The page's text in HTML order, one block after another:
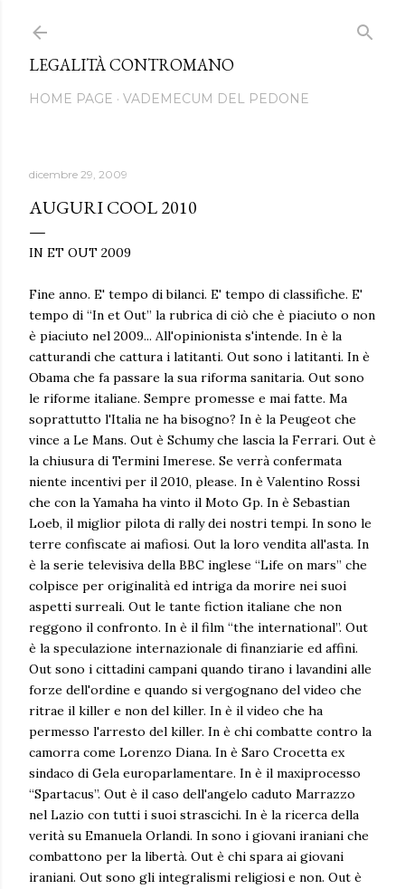
LEGALITÀ CONTROMANO
HOME PAGE VADEMECUM DEL PEDONE
dicembre 29, 2009
AUGURI COOL 2010
IN ET OUT 2009
Fine anno. E' tempo di bilanci. E' tempo di classifiche. E'
tempo di “In et Out” la rubrica di ciò che è piaciuto o non
è piaciuto nel 2009... All'opinionista s'intende. In è la
catturandi che cattura i latitanti. Out sono i latitanti. In è
Obama che fa passare la sua riforma sanitaria. Out sono
le riforme italiane. Sempre promesse e mai fatte. Ma
soprattutto l'Italia ne ha bisogno? In è la Peugeot che
vince a Le Mans. Out è Schumy che lascia la Ferrari. Out è
la chiusura di Termini Imerese. Se verrà confermata
niente incentivi per il 2010, please. In è Valentino Rossi
che con la Yamaha ha vinto il Moto Gp. In è Sebastian
Loeb, il miglior pilota di rally dei nostri tempi. In sono le
terre confiscate ai mafiosi. Out la loro vendita all'asta. In
è la serie televisiva della BBC inglese “Life on mars” che
colpisce per originalità ed intriga da morire nei suoi
aspetti surreali. Out le tante fiction italiane che non
reggono il confronto. In è il film “the international”. Out
è la speculazione internazionale di finanziarie ed affini.
Out sono i cittadini campani quando tirano i lavandini alle
forze dell'ordine e quando si vergognano del video che
ritrae il killer e non del killer. In è il video che ha
permesso l'arresto del killer. In è chi combatte contro la
camorra come Lorenzo Diana. In è Saro Crocetta ex
sindaco di Gela europarlamentare. In è il maxiprocesso
“Spartacus”. Out è il caso dell'angelo caduto Marrazzo
nel Lazio con tutti i suoi strascichi. In è la ricerca della
verità su Emanuela Orlandi. In sono i giovani iraniani che
combattono per la libertà. Out è chi spara ai giovani
iraniani. Out sono gli integralismi religiosi e non. Out è